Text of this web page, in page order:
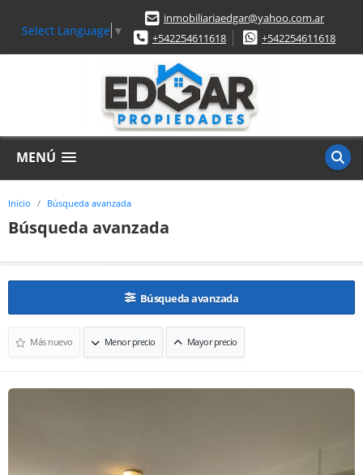
Select Language ▼
inmobiliariaedgar@yahoo.com.ar
+542254611618
+542254611618
MENÚ
Inicio Búsqueda avanzada
Búsqueda avanzada
Búsqueda avanzada
Más nuevo Menor precio Mayor precio